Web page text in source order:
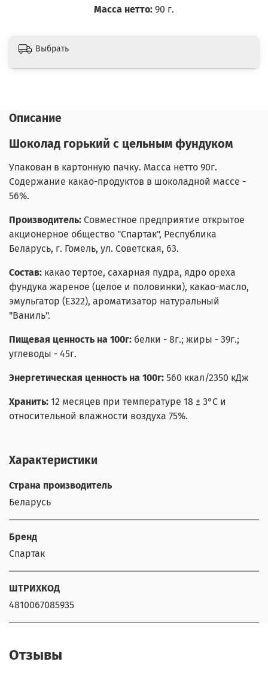
Масса нетто: 90 г.
Выбрать
Описание
Шоколад горький с цельным фундуком
Упакован в картонную пачку. Масса нетто 90г.
Содержание какао-продуктов в шоколадной массе -
56%.
Производитель: Совместное предприятие открытое
акционерное общество "Спартак", Республика
Беларусь, г. Гомель, ул. Советская, 63.
Состав: какао тертое, сахарная пудра, ядро ореха
фундука жареное (целое и половинки), какао-масло,
эмульгатор (Е322), ароматизатор натуральный
"Ваниль".
Пищевая ценность на 100г: белки - 8г.; жиры - 39г.;
углеводы - 45г.
Энергетическая ценность на 100г: 560 ккал/2350 кДж
Хранить: 12 месяцев при температуре 18 ± 3°С и
относительной влажности воздуха 75%.
Характеристики
Страна производитель
Беларусь
Бренд
Спартак
ШТРИХКОД
4810067085935
Отзывы